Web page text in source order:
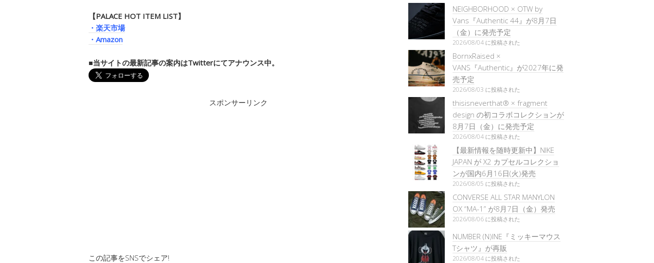
【PALACE HOT ITEM LIST】
・楽天市場
・Amazon
■当サイトの最新記事の案内はTwitterにてアナウンス中。
スポンサーリンク
この記事をSNSでシェア!
NEIGHBORHOOD × OTW by
Vans『Authentic 44』が8月7日
（金）に発売予定
2026/08/04 に投稿された
BornxRaised ×
VANS『Authentic』が2027年に発
売予定
2026/08/03 に投稿された
thisisneverthat® × fragment
design の初コラボコレクションが
8月7日（金）に発売予定
2026/08/04 に投稿された
【最新情報を随時更新中】NIKE
JAPAN が X2 カプセルコレクショ
ンが国内6月16日(火)発売
2026/08/05 に投稿された
CONVERSE ALL STAR MANYLON
OX “MA-1” が8月7日（金）発売
2026/08/06 に投稿された
NUMBER (N)INE『ミッキーマウス
Tシャツ』が再販
2026/08/04 に投稿された